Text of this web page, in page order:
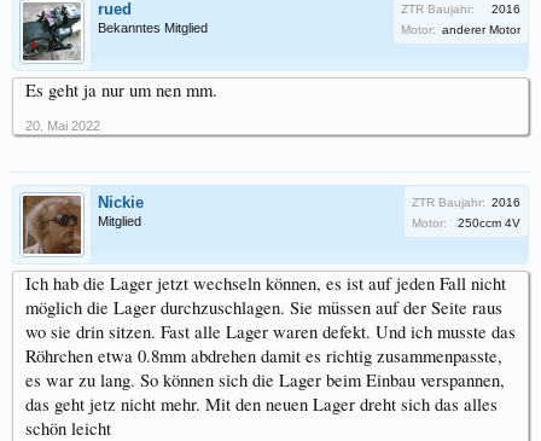
rued
Bekanntes Mitglied
ZTR Baujahr:
2016
Motor: anderer Motor
Es geht ja nur um nen mm.
20. Mai 2022
Nickie
Mitglied
ZTR Baujahr: 2016
Motor:
250ccm 4V
Ich hab die Lager jetzt wechseln können, es ist auf jeden Fall nicht
möglich die Lager durchzuschlagen. Sie müssen auf der Seite raus
wo sie drin sitzen. Fast alle Lager waren defekt. Und ich musste das
Röhrchen etwa 0.8mm abdrehen damit es richtig zusammenpasste,
es war zu lang. So können sich die Lager beim Einbau verspannen,
das geht jetz nicht mehr. Mit den neuen Lager dreht sich das alles
schön leicht